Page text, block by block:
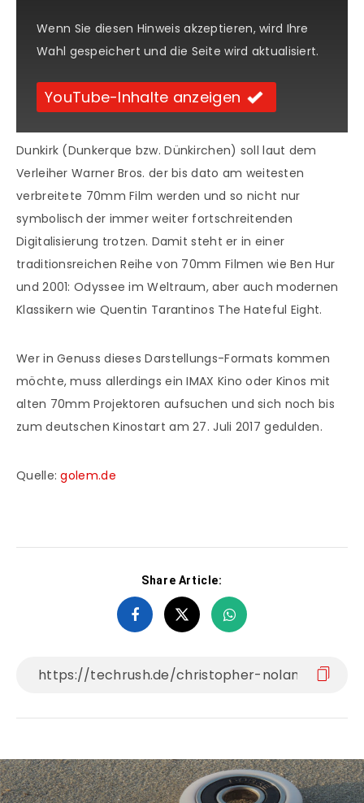
Wenn Sie diesen Hinweis akzeptieren, wird Ihre
Wahl gespeichert und die Seite wird aktualisiert.
YouTube-Inhalte anzeigen
Dunkirk (Dunkerque bzw. Dünkirchen) soll laut dem
Verleiher Warner Bros. der bis dato am weitesten
verbreitete 70mm Film werden und so nicht nur
symbolisch der immer weiter fortschreitenden
Digitalisierung trotzen. Damit steht er in einer
traditionsreichen Reihe von 70mm Filmen wie Ben Hur
und 2001: Odyssee im Weltraum, aber auch modernen
Klassikern wie Quentin Tarantinos The Hateful Eight.
Wer in Genuss dieses Darstellungs-Formats kommen
möchte, muss allerdings ein IMAX Kino oder Kinos mit
alten 70mm Projektoren aufsuchen und sich noch bis
zum deutschen Kinostart am 27. Juli 2017 gedulden.
Quelle:golem.de
Share Article: